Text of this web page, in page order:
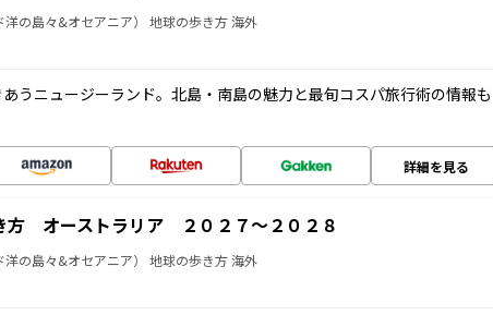
洋の島々&オセアニア） 地球の歩き方 海外
うニュージーランド。北島・南島の魅力と最旬コスパ旅行術の情報も
詳細を見る
オーストラリア ２０２７～２０２８
洋の島々&オセアニア） 地球の歩き方 海外